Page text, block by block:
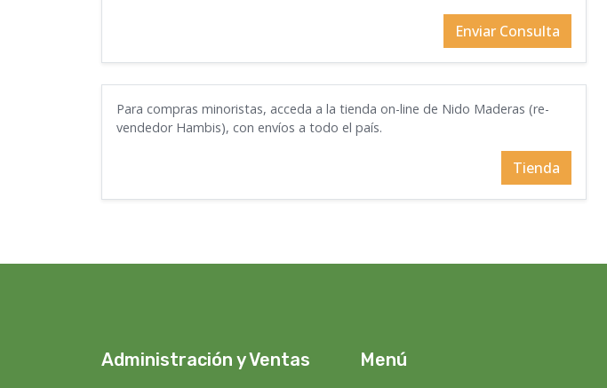
Enviar Consulta
Para compras minoristas, acceda a la tienda on-line de Nido Maderas (re-
vendedor Hambis), con envíos a todo el país.
Tienda
Administración y Ventas Menú